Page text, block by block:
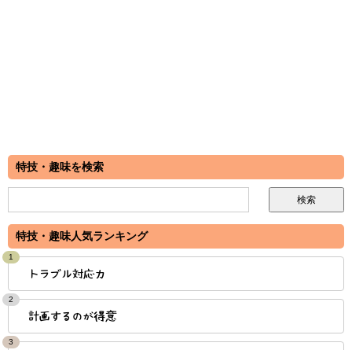
特技・趣味を検索
特技・趣味人気ランキング
1
トラブル対応力
2
計画するのが得意
3